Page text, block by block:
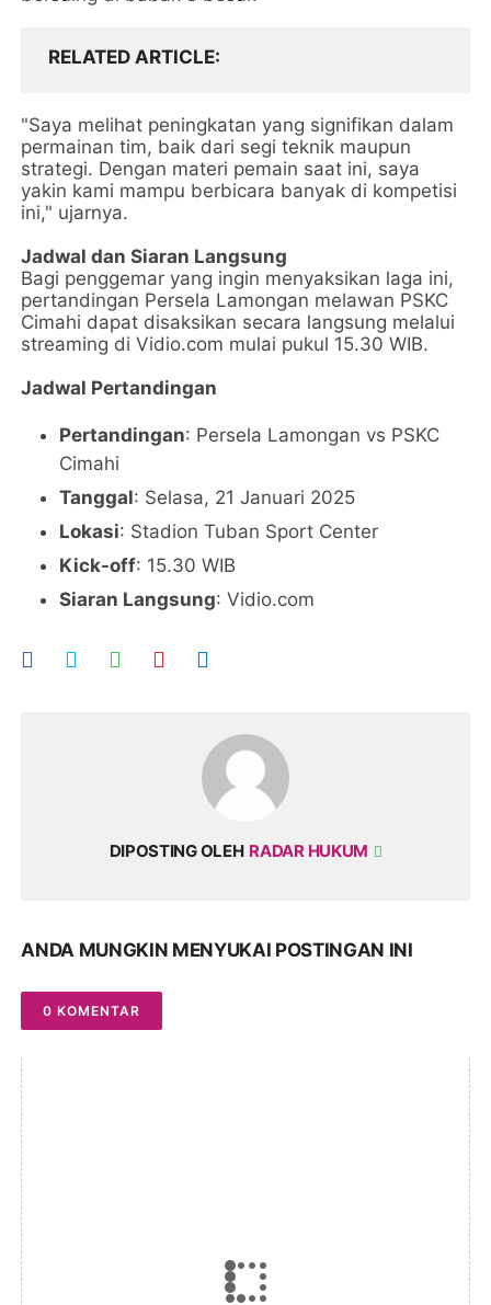
RELATED ARTICLE
"Saya melihat peningkatan yang signifikan dalam
permainan tim, baik dari segi teknik maupun
strategi. Dengan materi pemain saat ini, saya
yakin kami mampu berbicara banyak di kompetisi
ini," ujarnya.
Jadwal dan Siaran Langsung
Bagi penggemar yang ingin menyaksikan laga ini,
pertandingan Persela Lamongan melawan PSKC
Cimahi dapat disaksikan secara langsung melalui
streaming di Vidio.com mulai pukul 15.30 WIB.
Jadwal Pertandingan
Pertandingan: Persela Lamongan vs PSKC
Cimahi
Tanggal: Selasa, 21 Januari 2025
Lokasi: Stadion Tuban Sport Center
Kick-off: 15.30 WIB
Siaran Langsung: Vidio.com
DIPOSTING OLEH RADAR HUKUM
ANDA MUNGKIN MENYUKAI POSTINGAN INI
0 KOMENTAR